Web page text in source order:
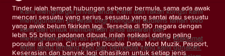
Tinder ialah tempat hubungan sebenar bermula, sama ada awak
mencari sesuatu yang serius, sesuatu yang santai atau sesuatu
yang awak belum fikirkan lagi. Tersedia di 190 negara dengan
lebih 55 bilion padanan dibuat, inilah aplikasi dating paling
popular di dunia. Ciri seperti Double Date, Mod Muzik, Pasport,
Keserasian dan banyak lagi dihasilkan untuk setiap jenis
Kami menghargai privasi anda. Kami dan rakan kongsi kami
menggunakan penjejak bagi mengukur audiens laman web
kami dan untuk memberikan anda tawaran dan
meningkatkan operasi pemasaran Tinder sendiri. Maklumat
lebih lanjut tentang kuki dan penyedia yang kami gunakan.